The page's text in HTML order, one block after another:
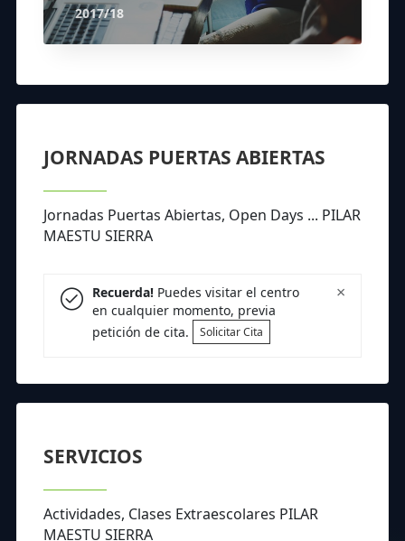
2017/18
JORNADAS PUERTAS ABIERTAS
Jornadas Puertas Abiertas, Open Days ... PILAR
MAESTU SIERRA
×
Recuerda!Puedes visitar el centro
en cualquier momento, previa
petición de cita.
Solicitar Cita
SERVICIOS
Actividades, Clases Extraescolares PILAR
MAESTU SIERRA